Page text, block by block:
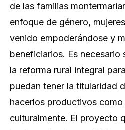
de las familias
enfoque de género,
venido empoderándose y
beneficiarios. Es necesario
la reforma rural integral
puedan tener la titularidad
hacerlos productivos como
culturalmente. El proyecto